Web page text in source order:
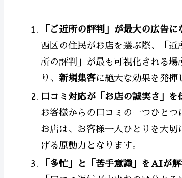
「ご近所の評判」が最大の広告に
西区の住民がお店を選ぶ際、「
所の評判」が最も可視化される
り、新規集客に絶大な効果を発揮
口コミ対応が「お店の誠実さ」を
お客様からの口コミの一つひと
お店は、お客様一人ひとりを大切
げる原動力となります。
「多忙」と「苦手意識」をAIが